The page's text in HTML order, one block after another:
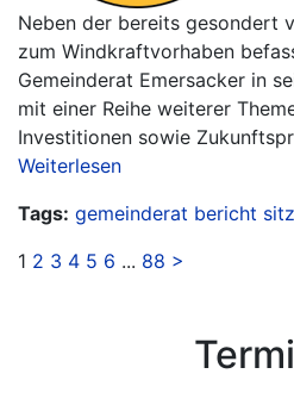
Neben der bereits gesondert
zum Windkraftvorhaben
Gemeinderat Emersacker in
mit einer Reihe weiterer
Investitionen sowie
Weiterlesen
Tags: gemeinderat bericht
1 2 3 4 5 6 ... 88 >